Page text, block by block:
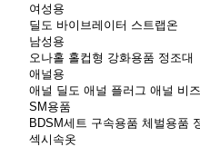
여성용
딜도 바이브레이터 스트랩온
남성용
오나홀 홀컵형 강화용품 정조대
애널용
애널 딜도 애널 플러그 애널 비즈
SM용품
BDSM세트 구속용품 체벌용품
섹시속옷